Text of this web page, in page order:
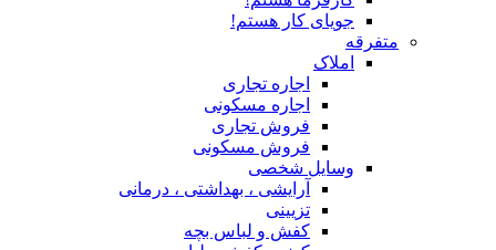
جویای کار هستم!
متفرقه
املاک
اجاره تجاری
اجاره مسکونی
فروش تجاری
فروش مسکونی
وسایل شخصی
آرایشی ، بهداشتی ، درمانی
تزیینی
کفش و لباس بچه